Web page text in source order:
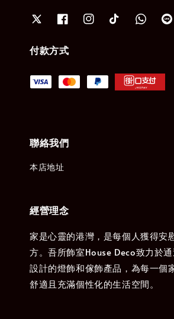
付款方式
聯絡我們
本店地址
經營理念
家是心靈的港灣，是每個人獲得安
方。吾所飾室House Deco致力於
設計的燈飾和傢飾產品，為每一個
舒適且充滿個性化的生活空間。